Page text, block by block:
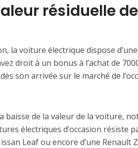
résiduelle
la voiture électrique dispose
droit à un bonus à l’achat de
son arrivée sur le marché de
baisse de la valeur de la voiture,
électriques d’occasion résiste
Leaf ou encore d’une